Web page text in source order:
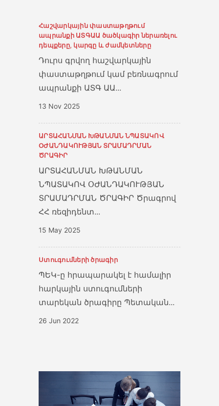
Հաշվարկային փաստաթղթում
ապրանքի ԱՏԳԱԱ ծածկագիր ներառելու
դեպքերը, կարգը և ժամկետները
Դուրս գրվող հաշվարկային
փաստաթղթում կամ բեռնագրում
ապրանքի ԱՏԳ ԱԱ...
13 Nov 2025
ԱՐՏԱՀԱՆՄԱՆ ԽԹԱՆՄԱՆ ՆՊԱՏԱԿՈՎ
ՕԺԱՆԴԱԿՈՒԹՅԱՆ ՏՐԱՄԱԴՐՄԱՆ
ԾՐԱԳԻՐ
ԱՐՏԱՀԱՆՄԱՆ ԽԹԱՆՄԱՆ
ՆՊԱՏԱԿՈՎ ՕԺԱՆԴԱԿՈՒԹՅԱՆ
ՏՐԱՄԱԴՐՄԱՆ ԾՐԱԳԻՐ Ծրագրով
ՀՀ ռեզիդենտ...
15 May 2025
Ստուգումների ծրագիր
ՊԵԿ-ը հրապարակել է համալիր
հարկային ստուգումների
տարեկան ծրագիրը Պետական...
26 Jun 2022
ԿԱՐԱԳԻ ՆԿԱՏՄԱՄԲ
ՍԱԿԱԳՆԱՅԻՆ ԱՐՏՈՆՈՒԹՅՈՒՆ